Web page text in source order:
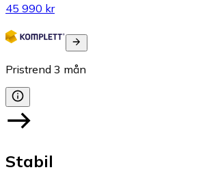
45 990 kr
Pristrend 3 mån
Stabil